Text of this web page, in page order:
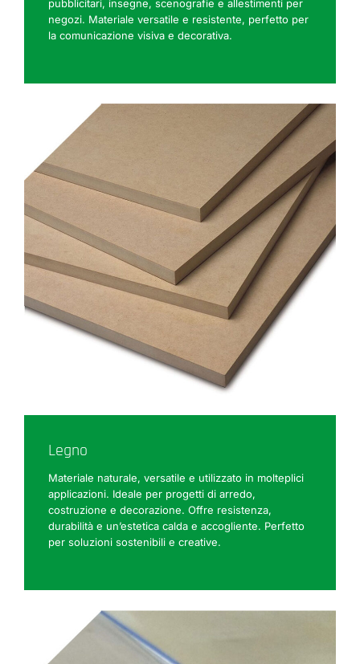
pubblicitari, insegne, scenografie e allestimenti per
negozi. Materiale versatile e resistente, perfetto per
la comunicazione visiva e decorativa.
Legno
Materiale naturale, versatile e utilizzato in molteplici
applicazioni. Ideale per progetti di arredo,
costruzione e decorazione. Offre resistenza,
durabilità e un’estetica calda e accogliente. Perfetto
per soluzioni sostenibili e creative.